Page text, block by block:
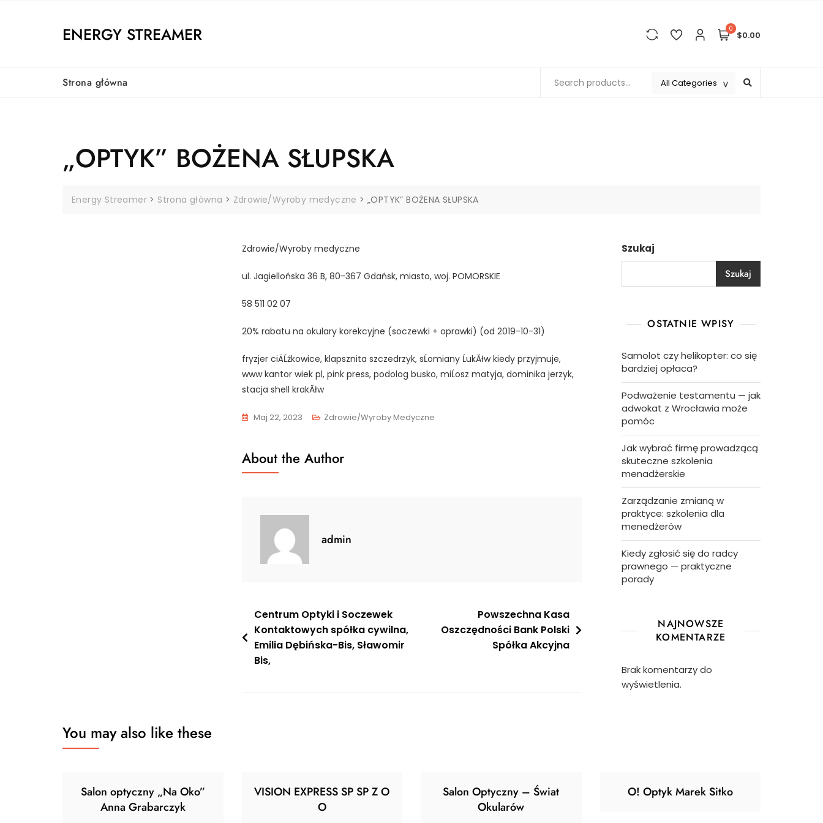
ENERGY STREAMER 0
$0.00
Strona główna
„OPTYK” BOŻENA SŁUPSKA
Energy Streamer > Strona główna > Zdrowie/Wyroby medyczne >„OPTYK” BOŻENA SŁUPSKA
Zdrowie/Wyroby medyczne
ul. Jagiellońska 36 B, 80-367 Gdańsk, miasto, woj. POMORSKIE
58 511 02 07
20% rabatu na okulary korekcyjne (soczewki + oprawki) (od 2019-10-31)
fryzjer ciÄĹźkowice, klapsznita szczedrzyk, sĹomiany ĹukĂłw kiedy przyjmuje,
www kantor wiek pl, pink press, podolog busko, miĹosz matyja, dominika jerzyk,
stacja shell krakĂłw
Maj 22, 2023 Zdrowie/Wyroby Medyczne
About the Author
admin
Nawigacja
wpisu
Centrum Optyki i Soczewek
Kontaktowych spółka cywilna,
Emilia Dębińska-Bis, Sławomir
Bis,
Powszechna Kasa
Oszczędności Bank Polski
Spółka Akcyjna
Szukaj
Szukaj
OSTATNIE WPISY
Samolot czy helikopter: co się
bardziej opłaca?
Podważenie testamentu — jak
adwokat z Wrocławia może
pomóc
Jak wybrać firmę prowadzącą
skuteczne szkolenia
menadżerskie
Zarządzanie zmianą w
praktyce: szkolenia dla
menedżerów
Kiedy zgłosić się do radcy
prawnego — praktyczne
porady
NAJNOWSZE
KOMENTARZE
Brak komentarzy do
wyświetlenia.
You may also like these
Salon optyczny „Na Oko”
Anna Grabarczyk
VISION EXPRESS SP SP Z O
O
Salon Optyczny – Świat
Okularów
O! Optyk Marek Sitko